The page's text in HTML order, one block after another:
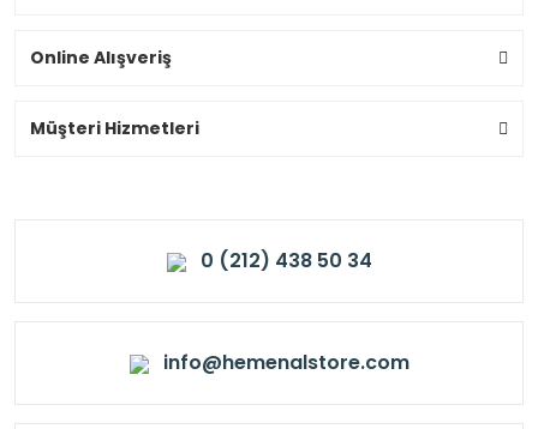
Online Alışveriş
Müşteri Hizmetleri
0 (212) 438 50 34
info@hemenalstore.com